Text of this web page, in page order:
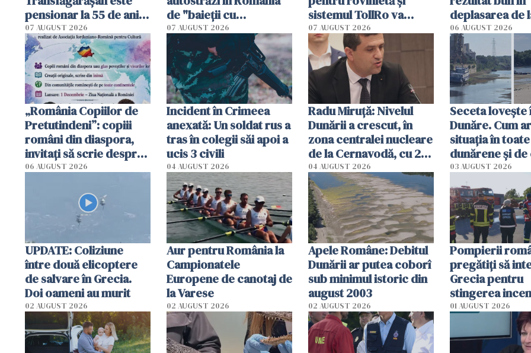
pensionar la 55 de ani.
Poliția l-a identificat
07 AUGUST 2026
de "baieții cu
platforme": "Mi-au
cerut 1200 lei să mă
tracteze"
07 AUGUST 2026
sistemul TollRo va
începe la 1 octombrie
07 AUGUST 2026
deplasarea de
06 AUGUST 2026
„România Copiilor de
Pretutindeni”: copiii
români din diaspora,
invitați să scrie despre
România într-un volum
06 AUGUST 2026
Incident în Crimeea
anexată: Un soldat rus a
tras în colegii săi apoi a
ucis 3 civili
04 AUGUST 2026
Radu Miruţă: Nivelul
Dunării a crescut, în
zona centralei nucleare
de la Cernavodă, cu 2
cm faţă de ziua trecută
04 AUGUST 2026
Seceta
Dunăre. Cum
situația în
dunărene și de
România
efectele, deși a
în iulie
03 AUGUST 2026
UPDATE: Coliziune
între două elicoptere
de salvare în Grecia.
Doi oameni au murit
02 AUGUST 2026
Aur pentru România la
Campionatele
Europene de canotaj de
la Varese
02 AUGUST 2026
Apele Române: Debitul
Dunării ar putea coborî
sub minimul istoric din
august 2003
02 AUGUST 2026
Pompierii
pregătiţi să
Grecia pentru
stingerea
01 AUGUST 2026